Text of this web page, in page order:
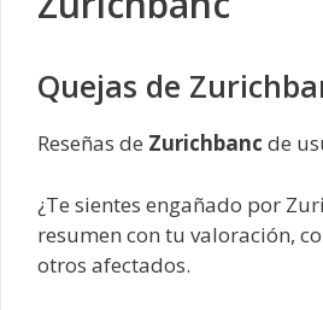
Quejas de
Reseñas de Zurichbanc de
¿Te sientes engañado por
resumen con tu valoración,
otros afectados.